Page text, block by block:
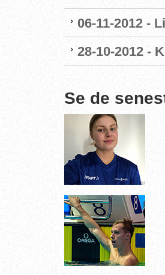
06-11-2012 -
28-10-2012 -
Se de